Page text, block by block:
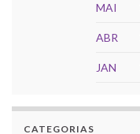
MAI
ABR
JAN
CATEGORIAS